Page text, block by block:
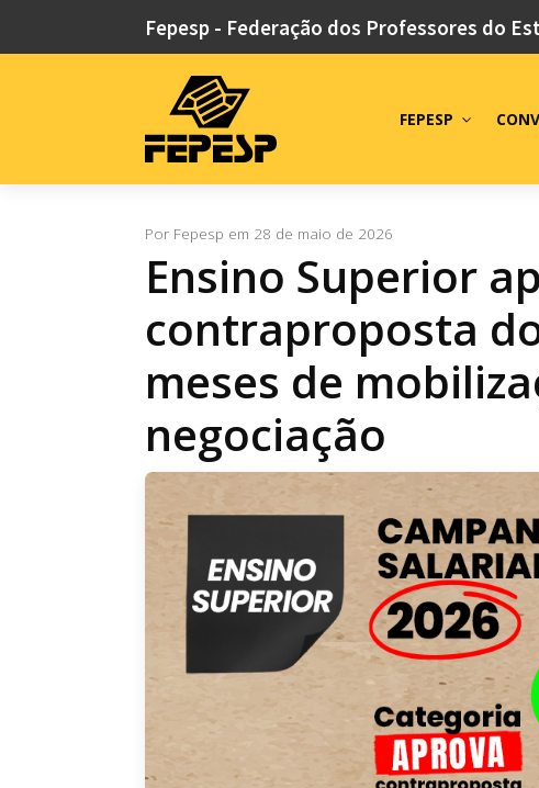
Fepesp - Federação dos Professores do
FEPESP
Por Fepesp em 28 de maio de 2026
Ensino Superior
contraproposta
meses de
negociação